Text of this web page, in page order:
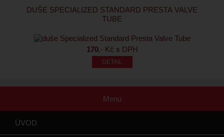
DUŠE SPECIALIZED STANDARD PRESTA VALVE
TUBE
170,- Kč s DPH
Menu
ÚVOD